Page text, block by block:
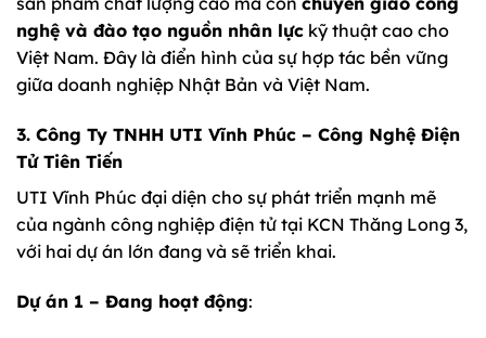
nghệ và đào tạo nguồn nhân lực kỹ thuật cao cho
Việt Nam. Đây là điển hình của sự hợp tác bền vững
giữa doanh nghiệp Nhật Bản và Việt Nam.
3. Công Ty TNHH UTI Vĩnh Phúc – Công Nghệ Điện
Tử Tiên Tiến
UTI Vĩnh Phúc đại diện cho sự phát triển mạnh mẽ
của ngành công nghiệp điện tử tại KCN Thăng Long 3,
với hai dự án lớn đang và sẽ triển khai.
Dự án 1 – Đang hoạt động: